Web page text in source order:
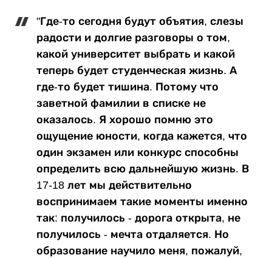
"Где-то сегодня будут объятия, слезы
радости и долгие разговоры о том,
какой университет выбрать и какой
теперь будет студенческая жизнь. А
где-то будет тишина. Потому что
заветной фамилии в списке не
оказалось. Я хорошо помню это
ощущение юности, когда кажется, что
один экзамен или конкурс способны
определить всю дальнейшую жизнь. В
17-18 лет мы действительно
воспринимаем такие моменты именно
так: получилось - дорога открыта, не
получилось - мечта отдаляется. Но
образование научило меня, пожалуй,